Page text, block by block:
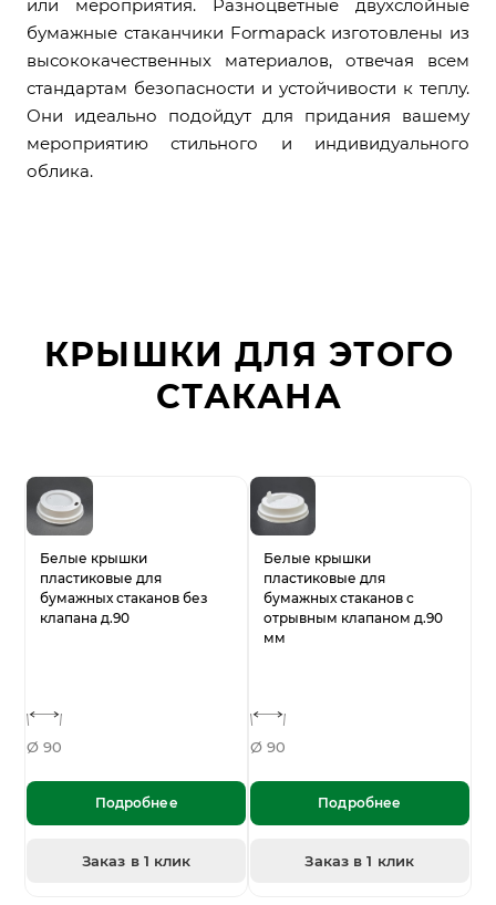
или мероприятия. Разноцветные двухслойные
бумажные стаканчики Formapack изготовлены из
высококачественных материалов, отвечая всем
стандартам безопасности и устойчивости к теплу.
Они идеально подойдут для придания вашему
мероприятию стильного и индивидуального
облика.
КРЫШКИ ДЛЯ ЭТОГО
СТАКАНА
Белые крышки
пластиковые для
бумажных стаканов без
клапана д.90
Ø 90
Подробнее
Заказ в 1 клик
Белые крышки
пластиковые для
бумажных стаканов с
отрывным клапаном д.90
мм
Ø 90
Подробнее
Заказ в 1 клик